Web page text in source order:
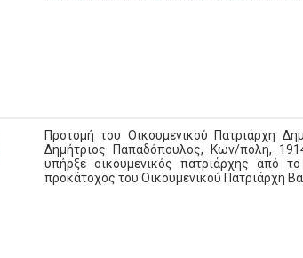
Προτομή του Οικουμενικού Πατριάρχη
Δημήτριος Παπαδόπουλος, Κων/πολη,
υπήρξε οικουμενικός πατριάρχης από
προκάτοχος του Οικουμενικού Πατριάρχη